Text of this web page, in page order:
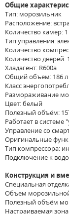
Общие
Тип: морозильник
Расположение:
Количество камер: 1
Тип управления:
Количество
Количество дверей: 1
Хладагент: R600a
Общий объем: 186 л
Класс
Размораживание
Цвет: белый
Полезный объём:
Работает в
Управление со
Оригинальные
Тип компрессора:
Подключение к
Конструкция и
Специальная
Объем
Полезный объём
Настраиваемая